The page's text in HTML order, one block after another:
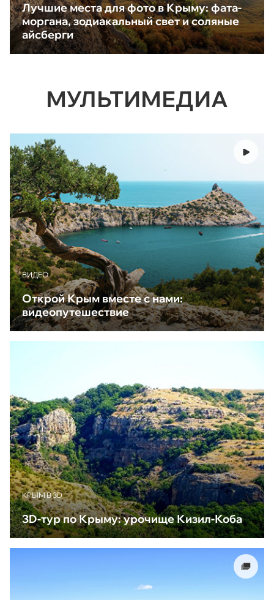
Лучшие места для фото в Крыму: фата-
моргана, зодиакальный свет и соляные
айсберги
МУЛЬТИМЕДИА
ВИДЕО
Открой Крым вместе с нами:
видеопутешествие
КРЫМ В 3D
3D-тур по Крыму: урочище Кизил-Коба